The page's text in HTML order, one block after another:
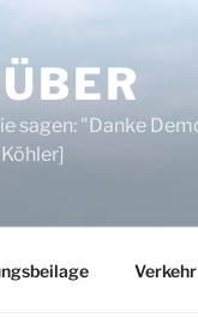
sagen: "Danke